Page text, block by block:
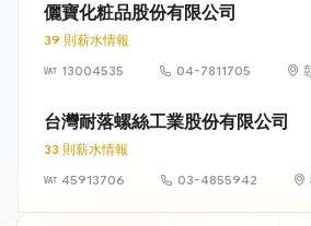
儷寶化粧品股份有限公司
39 則薪水情報
13004535
04-7811705
台灣耐落螺絲工業股份有限公司
33 則薪水情報
45913706
03-4855942